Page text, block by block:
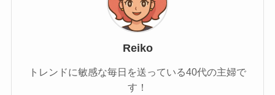
Reiko
トレンドに敏感な毎日を送っている40代の主婦で
す！